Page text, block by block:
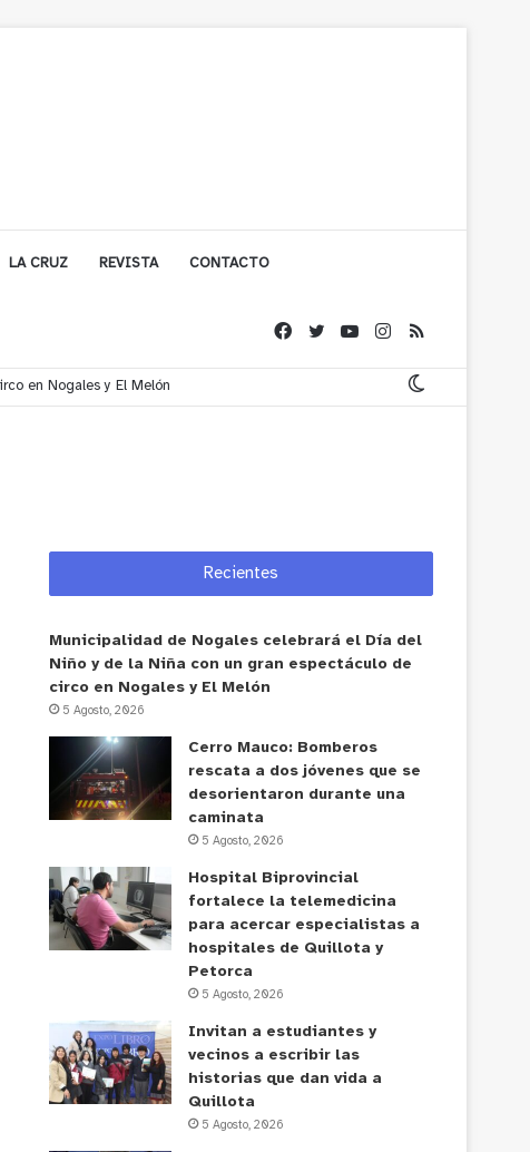
LA CRUZ REVISTA CONTACTO
Recientes
Municipalidad de Nogales celebrará el Día del
Niño y de la Niña con un gran espectáculo de
circo en Nogales y El Melón
5 Agosto, 2026
Cerro Mauco: Bomberos
rescata a dos jóvenes que se
desorientaron durante una
caminata
5 Agosto, 2026
Hospital Biprovincial
fortalece la telemedicina
para acercar especialistas a
hospitales de Quillota y
Petorca
5 Agosto, 2026
Invitan a estudiantes y
vecinos a escribir las
historias que dan vida a
Quillota
5 Agosto, 2026